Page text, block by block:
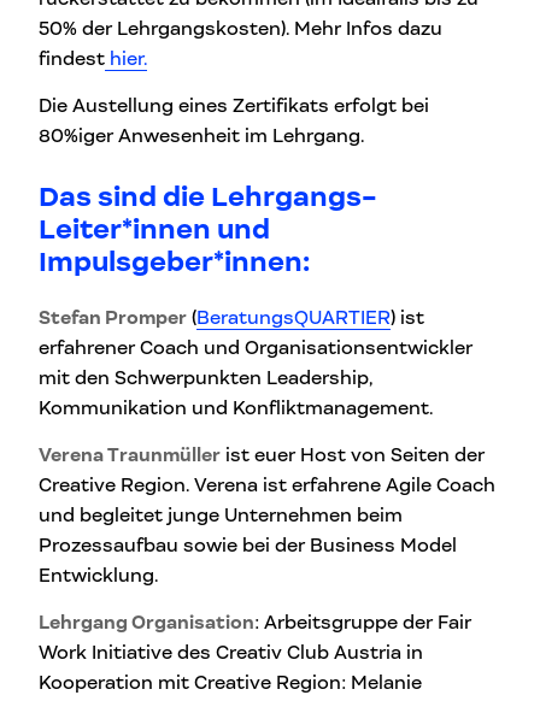
50% der Lehrgangskosten). Mehr Infos dazu
findest hier.
Die Austellung eines Zertifikats erfolgt bei
80%iger Anwesenheit im Lehrgang.
Das sind die Lehrgangs-
Leiter*innen und
Impulsgeber*innen:
Stefan Promper (BeratungsQUARTIER) ist
erfahrener Coach und Organisationsentwickler
mit den Schwerpunkten Leadership,
Kommunikation und Konfliktmanagement.
Verena Traunmüller ist euer Host von Seiten der
Creative Region. Verena ist erfahrene Agile Coach
und begleitet junge Unternehmen beim
Prozessaufbau sowie bei der Business Model
Entwicklung.
Lehrgang Organisation: Arbeitsgruppe der Fair
Work Initiative des Creativ Club Austria in
Kooperation mit Creative Region: Melanie